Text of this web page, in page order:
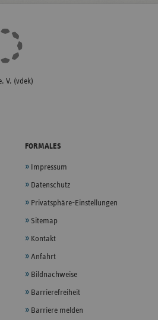
V. (vdek)
FORMALES
Impressum
Datenschutz
Privatsphäre-Einstellungen
Sitemap
Kontakt
Anfahrt
Bildnachweise
Barrierefreiheit
Barriere melden